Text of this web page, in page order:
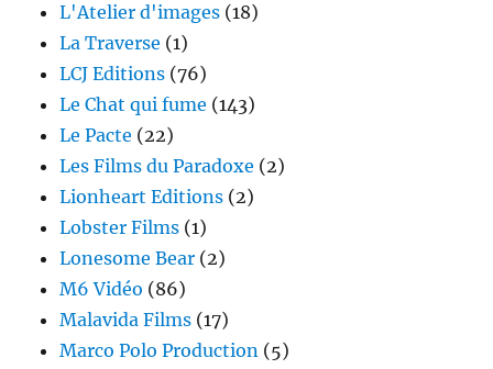
L'Atelier d'images (18)
La Traverse (1)
LCJ Editions (76)
Le Chat qui fume (143)
Le Pacte (22)
Les Films du Paradoxe (2)
Lionheart Editions (2)
Lobster Films (1)
Lonesome Bear (2)
M6 Vidéo (86)
Malavida Films (17)
Marco Polo Production (5)